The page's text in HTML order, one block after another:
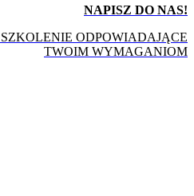
NAPISZ DO NAS!
ODPOWIADAJĄCE
TWOIM WYMAGANIOM